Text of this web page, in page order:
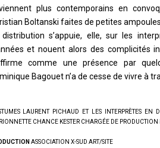
plus contemporains en
Boltanski faites de petites ampoules.
distribution s’appuie, elle, sur les
et nouent alors des complicités
comme une présence par
Bagouet n’a de cesse de vivre à
LAURENT PICHAUD ET LES INTERPRÈTES
CHANCE KESTER CHARGÉE DE
ASSOCIATION X-SUD ART/SITE